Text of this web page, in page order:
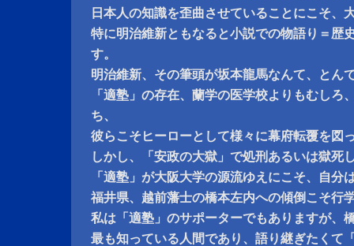
日本人の知識を歪曲させていることにこそ、
特に明治維新ともなると小説での物語り＝歴
す。
明治維新、その筆頭が坂本龍馬なんて、とん
「適塾」の存在、蘭学の医学校よりもむしろ
ち、
彼らこそヒーローとして様々に幕府転覆を図
しかし、「安政の大獄」で処刑あるいは獄死
「適塾」が大阪大学の源流ゆえにこそ、自分
福井県、越前藩士の橋本左内への傾倒こそ行
私は「適塾」のサポーターでもありますが、
最も知っている人間であり、語り継ぎたくて